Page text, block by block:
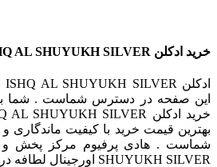
خرید ادکلن AL SHUYUKH SILVER
ادکلن ISHQ AL SHUYUKH SILVER
این صفحه در دسترس شماست . شما به
خرید ادکلن AL SHUYUKH SILVER
بهترین قیمت خرید با کیفیت
شماست . هادی پرفیوم مرکز پخش
SHUYUKH SILVER اورجینال لطافه